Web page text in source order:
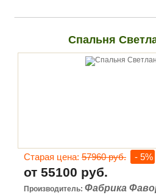
Спальня
Старая цена: 57960 руб. - 5%
от 55100 руб.
Производитель: Фабрика